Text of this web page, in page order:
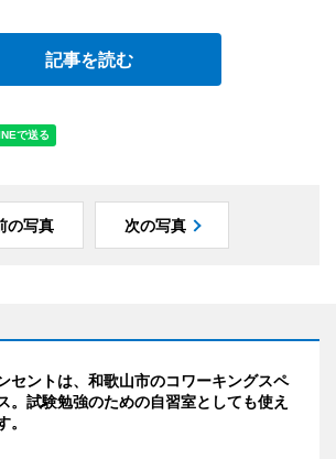
記事を読む
の写真 次の写真
セントは、和歌山市のコワーキングスペ
。試験勉強のための自習室としても使え
。